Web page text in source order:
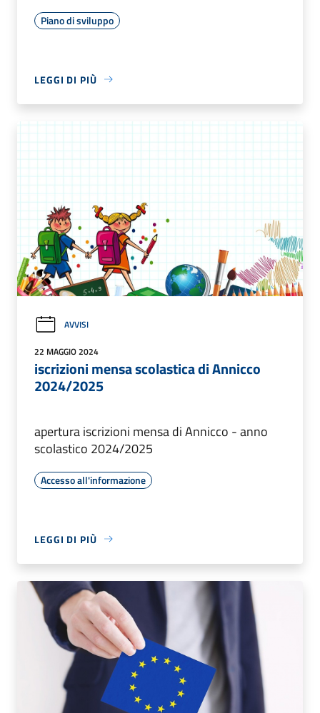
Piano di sviluppo
LEGGI DI PIÙ
AVVISI
22 MAGGIO 2024
iscrizioni mensa scolastica di Annicco
2024/2025
apertura iscrizioni mensa di Annicco - anno
scolastico 2024/2025
Accesso all'informazione
LEGGI DI PIÙ